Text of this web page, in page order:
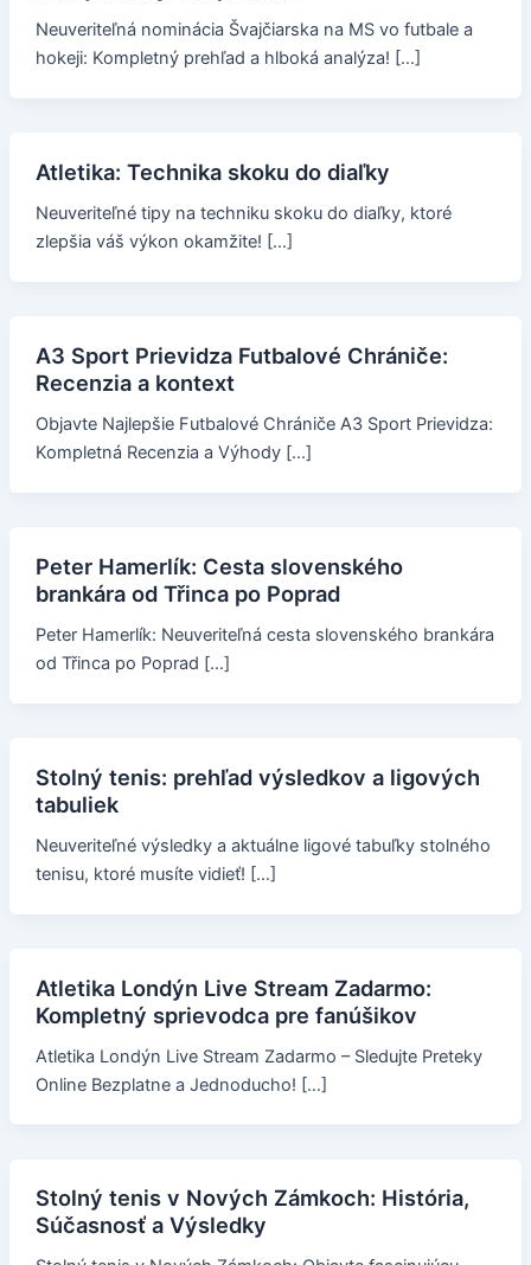
Neuveriteľná nominácia Švajčiarska na MS vo futbale a
hokeji: Kompletný prehľad a hlboká analýza! […]
Atletika: Technika skoku do diaľky
Neuveriteľné tipy na techniku skoku do diaľky, ktoré
zlepšia váš výkon okamžite! […]
A3 Sport Prievidza Futbalové Chrániče:
Recenzia a kontext
Objavte Najlepšie Futbalové Chrániče A3 Sport Prievidza:
Kompletná Recenzia a Výhody […]
Peter Hamerlík: Cesta slovenského
brankára od Třinca po Poprad
Peter Hamerlík: Neuveriteľná cesta slovenského brankára
od Třinca po Poprad […]
Stolný tenis: prehľad výsledkov a ligových
tabuliek
Neuveriteľné výsledky a aktuálne ligové tabuľky stolného
tenisu, ktoré musíte vidieť! […]
Atletika Londýn Live Stream Zadarmo:
Kompletný sprievodca pre fanúšikov
Atletika Londýn Live Stream Zadarmo – Sledujte Preteky
Online Bezplatne a Jednoducho! […]
Stolný tenis v Nových Zámkoch: História,
Súčasnosť a Výsledky